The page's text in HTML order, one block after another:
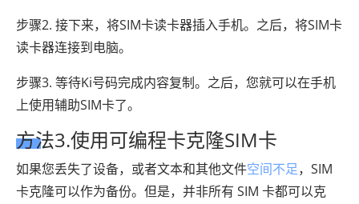
步骤2. 接下来，将SIM卡读卡器插入手机。之后，将SIM卡
读卡器连接到电脑。
步骤3. 等待Ki号码完成内容复制。之后，您就可以在手机
上使用辅助SIM卡了。
方法3.使用可编程卡克隆SIM卡
如果您丢失了设备，或者文本和其他文件空间不足，SIM
卡克隆可以作为备份。但是，并非所有 SIM 卡都可以克